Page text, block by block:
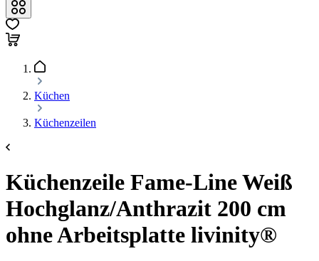
Küchen
Küchenzeilen
Küchenzeile Fame-Line Weiß
Hochglanz/Anthrazit 200 cm
ohne Arbeitsplatte livinity®